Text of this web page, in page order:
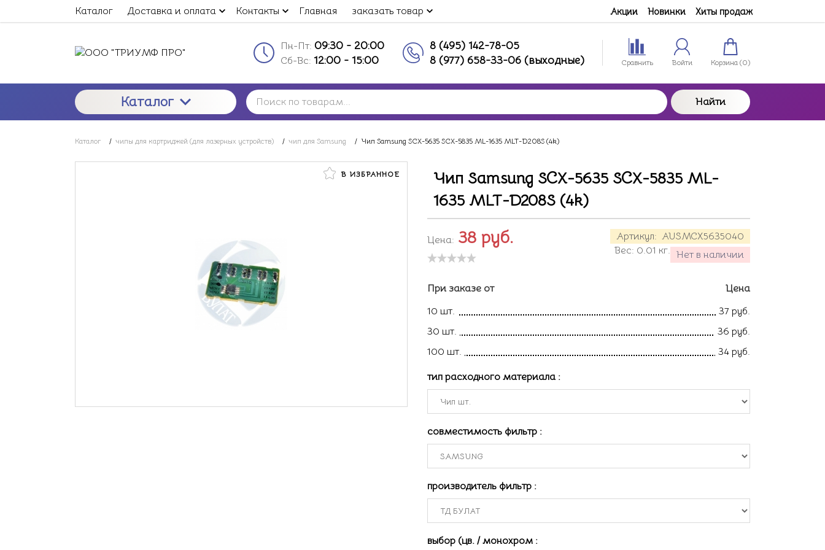
Каталог Доставка и оплата Контакты Главная заказать товар Акции Новинки Хиты продаж
Пн-Пт: 09:30 - 20:00
Сб-Вс: 12:00 - 15:00
8 (495) 142-78-05
8 (977) 658-33-06 (выходные)
Сравнить Войти Корзина (0)
Каталог Найти
Каталог / чипы для картриджей (для лазерных устройств) / чип для Samsung / Чип Samsung SCX-5635 SCX-5835 ML-1635 MLT-D208S (4k)
В ИЗБРАННОЕ
Чип Samsung SCX-5635 SCX-5835 ML-
1635 MLT-D208S (4k)
Артикул: AUSMCX5635040
Нет в наличии
Вес: 0.01 кг.
Цена: 38 руб.
При заказе от
Цена
10 шт.
37 руб.
30 шт.
36 руб.
100 шт.
34 руб.
тип расходного материала :
совместимость фильтр :
производитель фильтр :
выбор (цв. / монохром :